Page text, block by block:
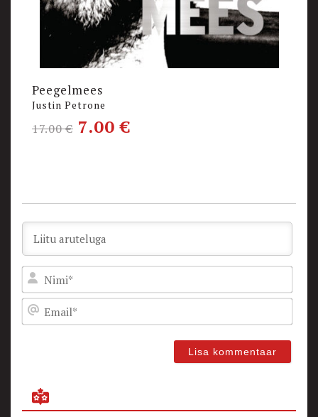
Peegelmees
Justin Petrone
17.00€ 7.00€